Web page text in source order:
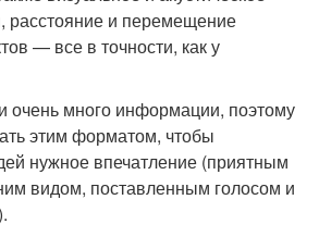
расстояние и перемещение
— все в точности, как у
очень много информации, поэтому
этим форматом, чтобы
нужное впечатление (приятным
видом, поставленным голосом и